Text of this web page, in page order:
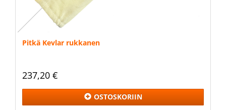
Pitkä Kevlar rukkanen
237,20 €
OSTOSKORIIN